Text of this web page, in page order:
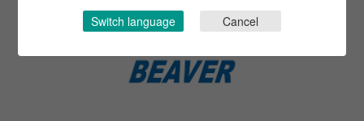
Switch language Cancel